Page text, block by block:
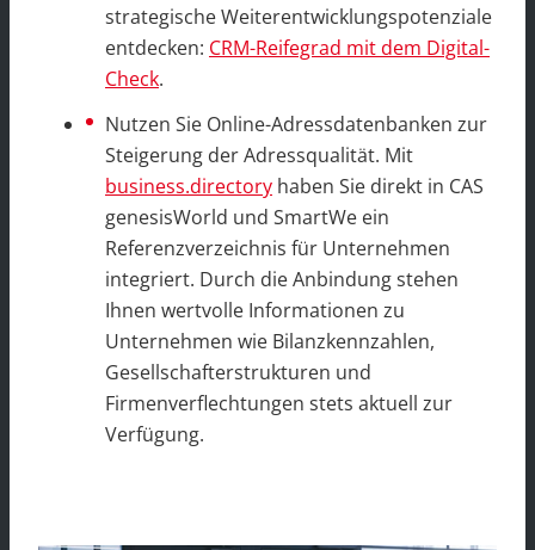
strategische Weiterentwicklungspotenziale
entdecken: CRM-Reifegrad mit dem Digital-
Check.
Nutzen Sie Online-Adressdatenbanken zur
Steigerung der Adressqualität. Mit
business.directory haben Sie direkt in CAS
genesisWorld und SmartWe ein
Referenzverzeichnis für Unternehmen
integriert. Durch die Anbindung stehen
Ihnen wertvolle Informationen zu
Unternehmen wie Bilanzkennzahlen,
Gesellschafterstrukturen und
Firmenverflechtungen stets aktuell zur
Verfügung.